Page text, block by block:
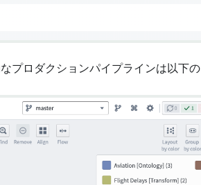
プロダクションパイプラインは以下の